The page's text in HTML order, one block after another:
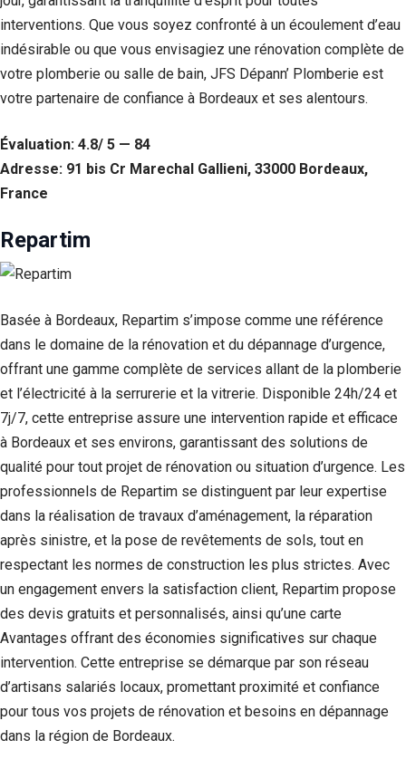
interventions. Que vous soyez confronté à un écoulement d’eau
indésirable ou que vous envisagiez une rénovation complète de
votre plomberie ou salle de bain, JFS Dépann’ Plomberie est
votre partenaire de confiance à Bordeaux et ses alentours.
Évaluation: 4.8/ 5 — 84
Adresse: 91 bis Cr Marechal Gallieni, 33000 Bordeaux,
France
Repartim
Basée à Bordeaux, Repartim s’impose comme une référence
dans le domaine de la rénovation et du dépannage d’urgence,
offrant une gamme complète de services allant de la plomberie
et l’électricité à la serrurerie et la vitrerie. Disponible 24h/24 et
7j/7, cette entreprise assure une intervention rapide et efficace
à Bordeaux et ses environs, garantissant des solutions de
qualité pour tout projet de rénovation ou situation d’urgence. Les
professionnels de Repartim se distinguent par leur expertise
dans la réalisation de travaux d’aménagement, la réparation
après sinistre, et la pose de revêtements de sols, tout en
respectant les normes de construction les plus strictes. Avec
un engagement envers la satisfaction client, Repartim propose
des devis gratuits et personnalisés, ainsi qu’une carte
Avantages offrant des économies significatives sur chaque
intervention. Cette entreprise se démarque par son réseau
d’artisans salariés locaux, promettant proximité et confiance
pour tous vos projets de rénovation et besoins en dépannage
dans la région de Bordeaux.